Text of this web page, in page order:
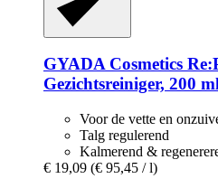
GYADA Cosmetics
Gezichtsreiniger, 200
Voor de vette en
Talg regulerend
Kalmerend &
€ 19,09 (€ 95,45 / l)